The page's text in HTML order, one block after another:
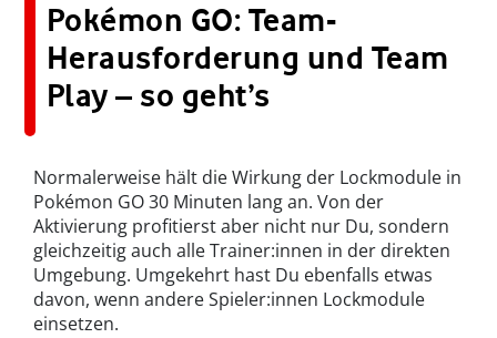
Pokémon GO: Team-
Herausforderung und Team
Play – so geht’s
Normalerweise hält die Wirkung der Lockmodule in
Pokémon GO 30 Minuten lang an. Von der
Aktivierung profitierst aber nicht nur Du, sondern
gleichzeitig auch alle Trainer:innen in der direkten
Umgebung. Umgekehrt hast Du ebenfalls etwas
davon, wenn andere Spieler:innen Lockmodule
einsetzen.